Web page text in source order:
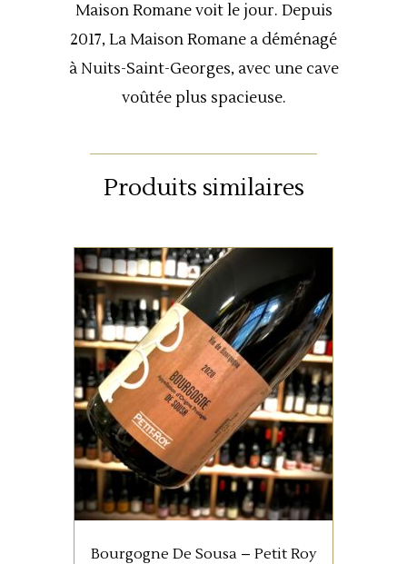
Maison Romane voit le jour. Depuis
2017, La Maison Romane a déménagé
à Nuits-Saint-Georges, avec une cave
voûtée plus spacieuse.
Produits similaires
BOURGOGNE
Un Pinot Noir bourguignon
juteux et croquant mais non
dénué de matière. Un
classique du genre !
AJOUTER AU PANIER
Bourgogne De Sousa – Petit Roy